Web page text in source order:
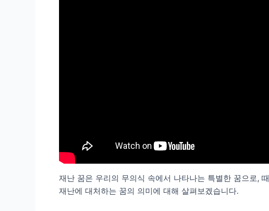
재난 꿈은 우리의 무의식 속에서 나타나는 특별한 꿈으로,
재난에 대처하는 꿈의 의미에 대해 살펴보겠습니다.